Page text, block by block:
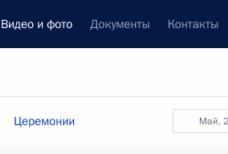
Видео и фото Документы Контакты
май,
Церемонии